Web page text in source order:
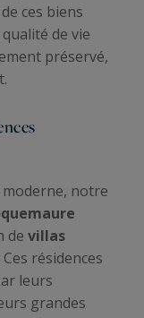
ces biens
de vie
préservé,
notre
de villas
résidences
leurs
grandes